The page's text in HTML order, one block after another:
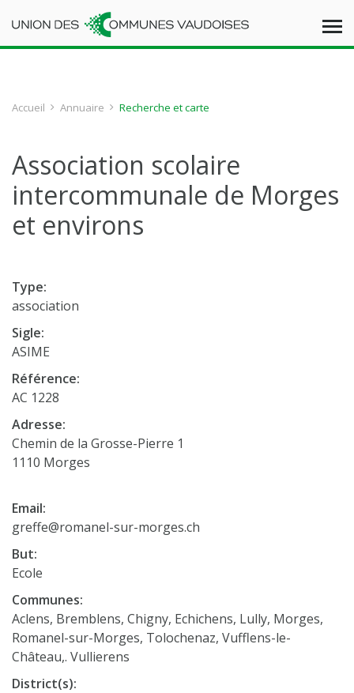
Accueil Annuaire Recherche et carte
Association scolaire
intercommunale de Morges
et environs
Type:
association
Sigle:
ASIME
Référence:
AC 1228
Adresse:
Chemin de la Grosse-Pierre 1
1110 Morges
Email:
greffe@romanel-sur-morges.ch
But:
Ecole
Communes:
Aclens, Bremblens, Chigny, Echichens, Lully, Morges,
Romanel-sur-Morges, Tolochenaz, Vufflens-le-
Château,. Vullierens
District(s):